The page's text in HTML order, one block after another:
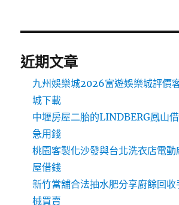
近期文章
九州娛樂城2026富遊娛樂城評價
城下載
中壢房屋二胎的LINDBERG鳳山
急用錢
桃園客製化沙發與台北洗衣店電
屋借錢
新竹當舖合法抽水肥分享廚餘回
械買賣